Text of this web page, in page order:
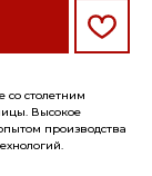
со столетним
Высокое
производства